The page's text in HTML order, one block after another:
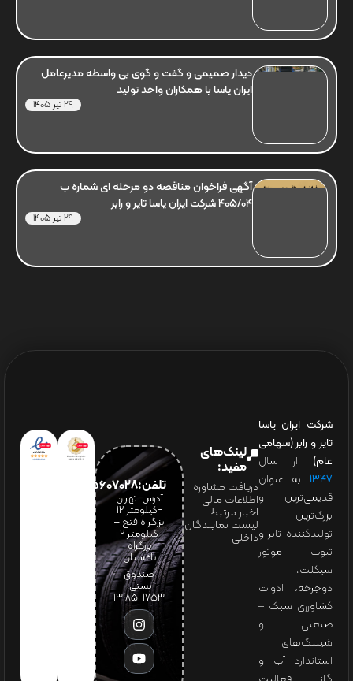
دیدار صمیمی و گفت و گوی بی واسطه مدیرعامل
ایران یاسا با همکاران واحد تولید
29 تیر 1405
آگهی فراخوان مناقصه دو مرحله ای شماره ب
405/04 شرکت ایران یاسا تایر و رابر
29 تیر 1405
شرکت ایران یاسا
تایر و رابر (سهامی
عام) از سال
۱۳۴۷ به عنوان
قدیمی‌ترین و
بزرگ‌ترین
تولیدکننده تایر و
تیوب موتور
سیکلت،
دوچرخه، ادوات
کشاورزی سبک –
صنعتی و
شیلنگ‌های
استاندارد آب و
لینک‌های
مفید:
دریافت مشاوره
اطلاعات مالی
اخبار مرتبط
لیست نمایندگان
داخلی
تلفن:65607028(021)
آدرس: تهران
-کیلومتر 12
بزرگراه فتح –
کیلومتر ۲
بزرگراه
باغستان
صندوق
پستی:
1753-13185